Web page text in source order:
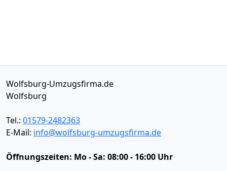
Wolfsburg-Umzugsfirma.de
Wolfsburg
Tel.: 01579-2482363
E-Mail: info@wolfsburg-umzugsfirma.de
Öffnungszeiten: Mo - Sa: 08:00 - 16:00 Uhr